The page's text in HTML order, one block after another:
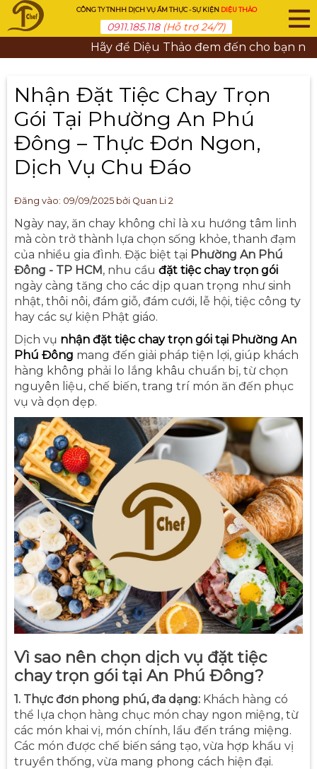
CÔNG TY TNHH DỊCH VỤ ẨM THỰC - SỰ KIỆN DIỆU THẢO
0911.185.118 (Hỗ trợ 24/7)
Hãy để Diệu Thảo đem đến cho bạn
Nhận Đặt Tiệc Chay Trọn
Gói Tại Phường An Phú
Đông – Thực Đơn Ngon,
Dịch Vụ Chu Đáo
Đăng vào: 09/09/2025 bởi Quan Li 2
Ngày nay, ăn chay không chỉ là xu hướng tâm linh
mà còn trở thành lựa chọn sống khỏe, thanh đạm
của nhiều gia đình. Đặc biệt tại Phường An Phú
Đông - TP HCM, nhu cầu đặt tiệc chay trọn gói
ngày càng tăng cho các dịp quan trọng như sinh
nhật, thôi nôi, đám giỗ, đám cưới, lễ hội, tiệc công ty
hay các sự kiện Phật giáo.
Dịch vụ nhận đặt tiệc chay trọn gói tại Phường An
Phú Đông mang đến giải pháp tiện lợi, giúp khách
hàng không phải lo lắng khâu chuẩn bị, từ chọn
nguyên liệu, chế biến, trang trí món ăn đến phục
vụ và dọn dẹp.
Vì sao nên chọn dịch vụ đặt tiệc
chay trọn gói tại An Phú Đông?
1. Thực đơn phong phú, đa dạng: Khách hàng có
thể lựa chọn hàng chục món chay ngon miệng, từ
các món khai vị, món chính, lẩu đến tráng miệng.
Các món được chế biến sáng tạo, vừa hợp khẩu vị
truyền thống, vừa mang phong cách hiện đại.